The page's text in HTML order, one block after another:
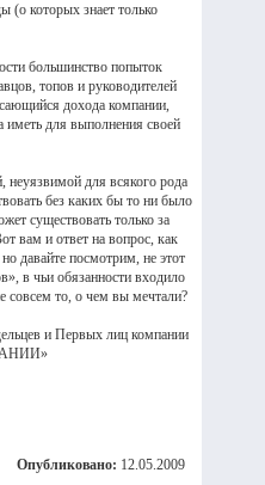
(о которых знает только
большинство попыток
топов и руководителей
дохода компании,
для выполнения своей
неуязвимой для всякого рода
без каких бы то ни было
существовать только за
вам и ответ на вопрос, как
давайте посмотрим, не этот
в чьи обязанности входило
совсем то, о чем вы мечтали?
и Первых лиц компании
Опубликовано: 12.05.2009